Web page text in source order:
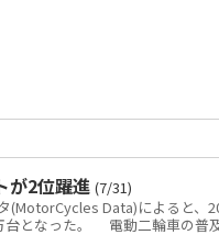
が2位躍進 (7/31)
Data)によると、
台となった。 電動二輪車の普